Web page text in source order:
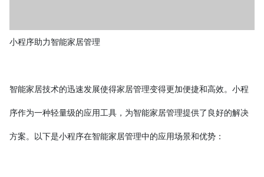
小程序助力智能家居管理
智能家居技术的迅速发展使得家居管理变得更加便捷和高效。小程
序作为一种轻量级的应用工具，为智能家居管理提供了良好的解决
方案。以下是小程序在智能家居管理中的应用场景和优势：